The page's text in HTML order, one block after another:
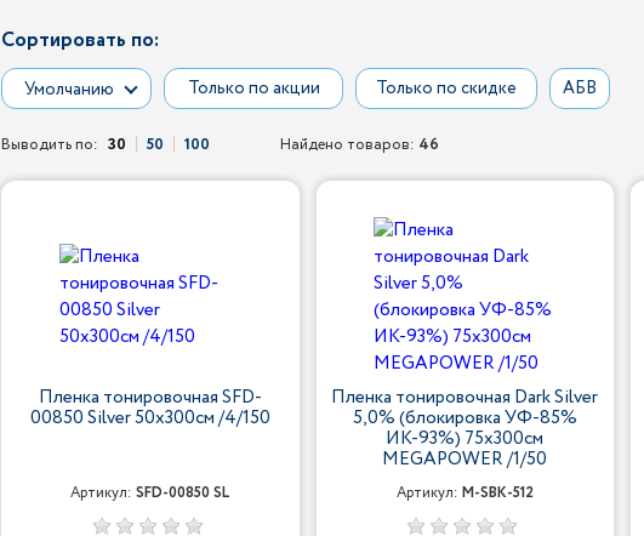
Сортировать по:
Умолчанию Только по акции Только по скидке АБВ
Выводить по: 30 50 100 Найдено товаров: 46
Пленка тонировочная SFD-
00850 Silver 50х300см /4/150
Артикул:SFD-00850 SL
Пленка тонировочная Dark Silver
5,0% (блокировка УФ-85%
ИК-93%) 75х300см
MEGAPOWER /1/50
Артикул: M-SBK-512